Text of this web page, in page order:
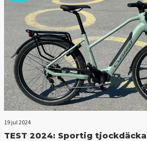
19 jul 2024
TEST 2024: Sportig